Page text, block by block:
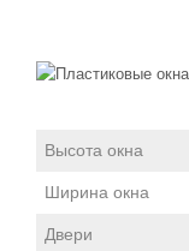
Высота окна
Ширина окна
Двери